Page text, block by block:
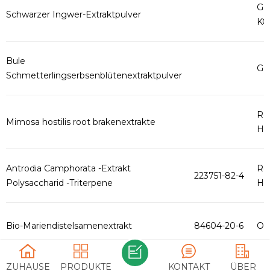
Schwarzer Ingwer-Extraktpulver
Bule
Schmetterlingserbsenblütenextraktpulver
Mimosa hostilis root brakenextrakte
Antrodia Camphorata -Extrakt
Polysaccharid -Triterpene
223751-82-4
Bio-Mariendistelsamenextrakt 84604-20-6
Garcinia Combogia Pflanzenextraktpulver
ZUHAUSE PRODUKTE ÜBER
KONTAKT